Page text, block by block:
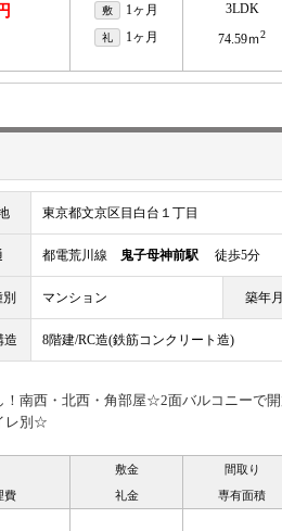
敷 1ヶ月
礼 1ヶ月
3LDK
74.59ｍ2
東京都文京区目白台１丁目
都電荒川線 鬼子母神前駅 徒歩5分
マンション 築年月
造 8階建/RC造(鉄筋コンクリート造)
南西・北西・角部屋☆2面バルコニーで
レ別☆
費
敷金
礼金
間取り
専有面積